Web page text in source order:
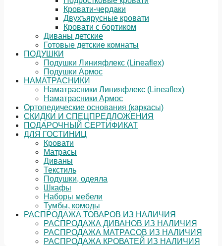
Кровати-чердаки
Двухъярусные кровати
Кровати с бортиком
Диваны детские
Готовые детские комнаты
ПОДУШКИ
Подушки Линияфлекс (Lineaflex)
Подушки Армос
НАМАТРАСНИКИ
Наматрасники Линияфлекс (Lineaflex)
Наматрасники Армос
Ортопедические основания (каркасы)
СКИДКИ И СПЕЦПРЕДЛОЖЕНИЯ
ПОДАРОЧНЫЙ СЕРТИФИКАТ
ДЛЯ ГОСТИНИЦ
Кровати
Матрасы
Диваны
Текстиль
Подушки, одеяла
Шкафы
Наборы мебели
Тумбы, комоды
РАСПРОДАЖА ТОВАРОВ ИЗ НАЛИЧИЯ
РАСПРОДАЖА ДИВАНОВ ИЗ НАЛИЧИЯ
РАСПРОДАЖА МАТРАСОВ ИЗ НАЛИЧИЯ
РАСПРОДАЖА КРОВАТЕЙ ИЗ НАЛИЧИЯ